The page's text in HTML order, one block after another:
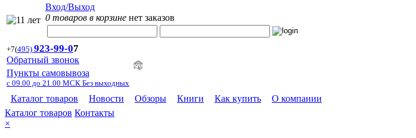
Вход/Выход
0 товаров в корзине нет заказов
+7(495) 923-99-07
Обратный звонок
Пункты самовывоза
с 09.00 до 21.00 МСК Без выходных
Каталог товаров Новости Обзоры Книги Как купить
О компании
Каталог товаров Контакты
×